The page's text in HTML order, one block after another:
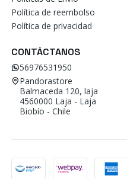
Política de reembolso
Política de privacidad
CONTÁCTANOS
56976531950
Pandorastore
Balmaceda 120, laja
4560000 Laja - Laja
Biobío - Chile